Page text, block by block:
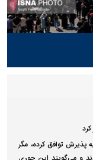
پذیرش توافق کرده، مگر